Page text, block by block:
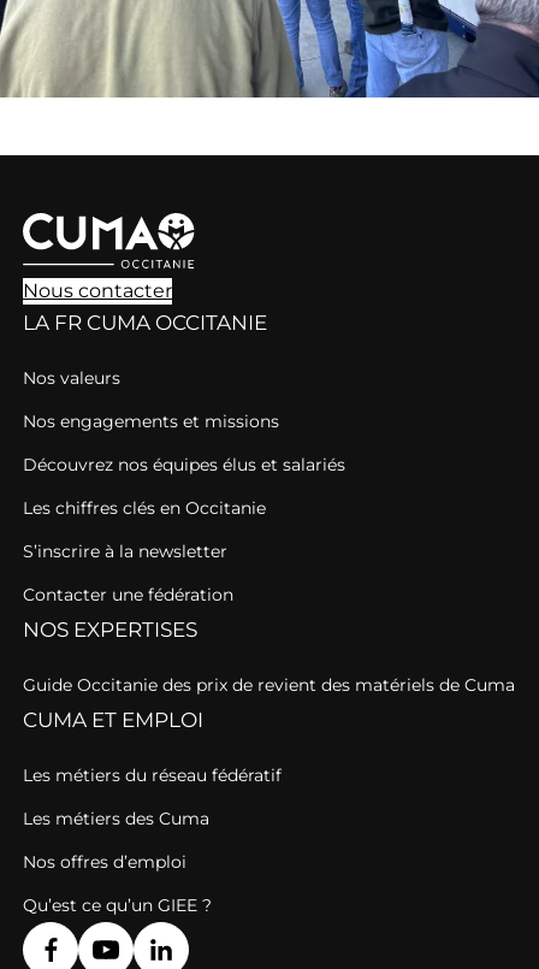
Nous contacter
LA FR CUMA OCCITANIE
Nos valeurs
Nos engagements et missions
Découvrez nos équipes élus et salariés
Les chiffres clés en Occitanie
S’inscrire à la newsletter
Contacter une fédération
NOS EXPERTISES
Guide Occitanie des prix de revient des matériels de Cuma
CUMA ET EMPLOI
Les métiers du réseau fédératif
Les métiers des Cuma
Nos offres d’emploi
Qu’est ce qu’un GIEE ?